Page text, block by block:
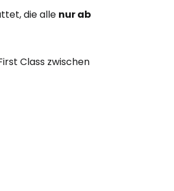
die alle nur ab
Class zwischen